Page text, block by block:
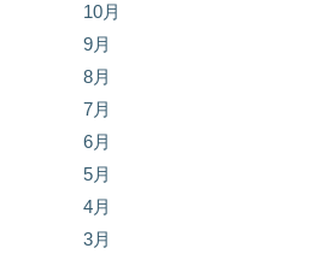
10月
9月
8月
7月
6月
5月
4月
3月